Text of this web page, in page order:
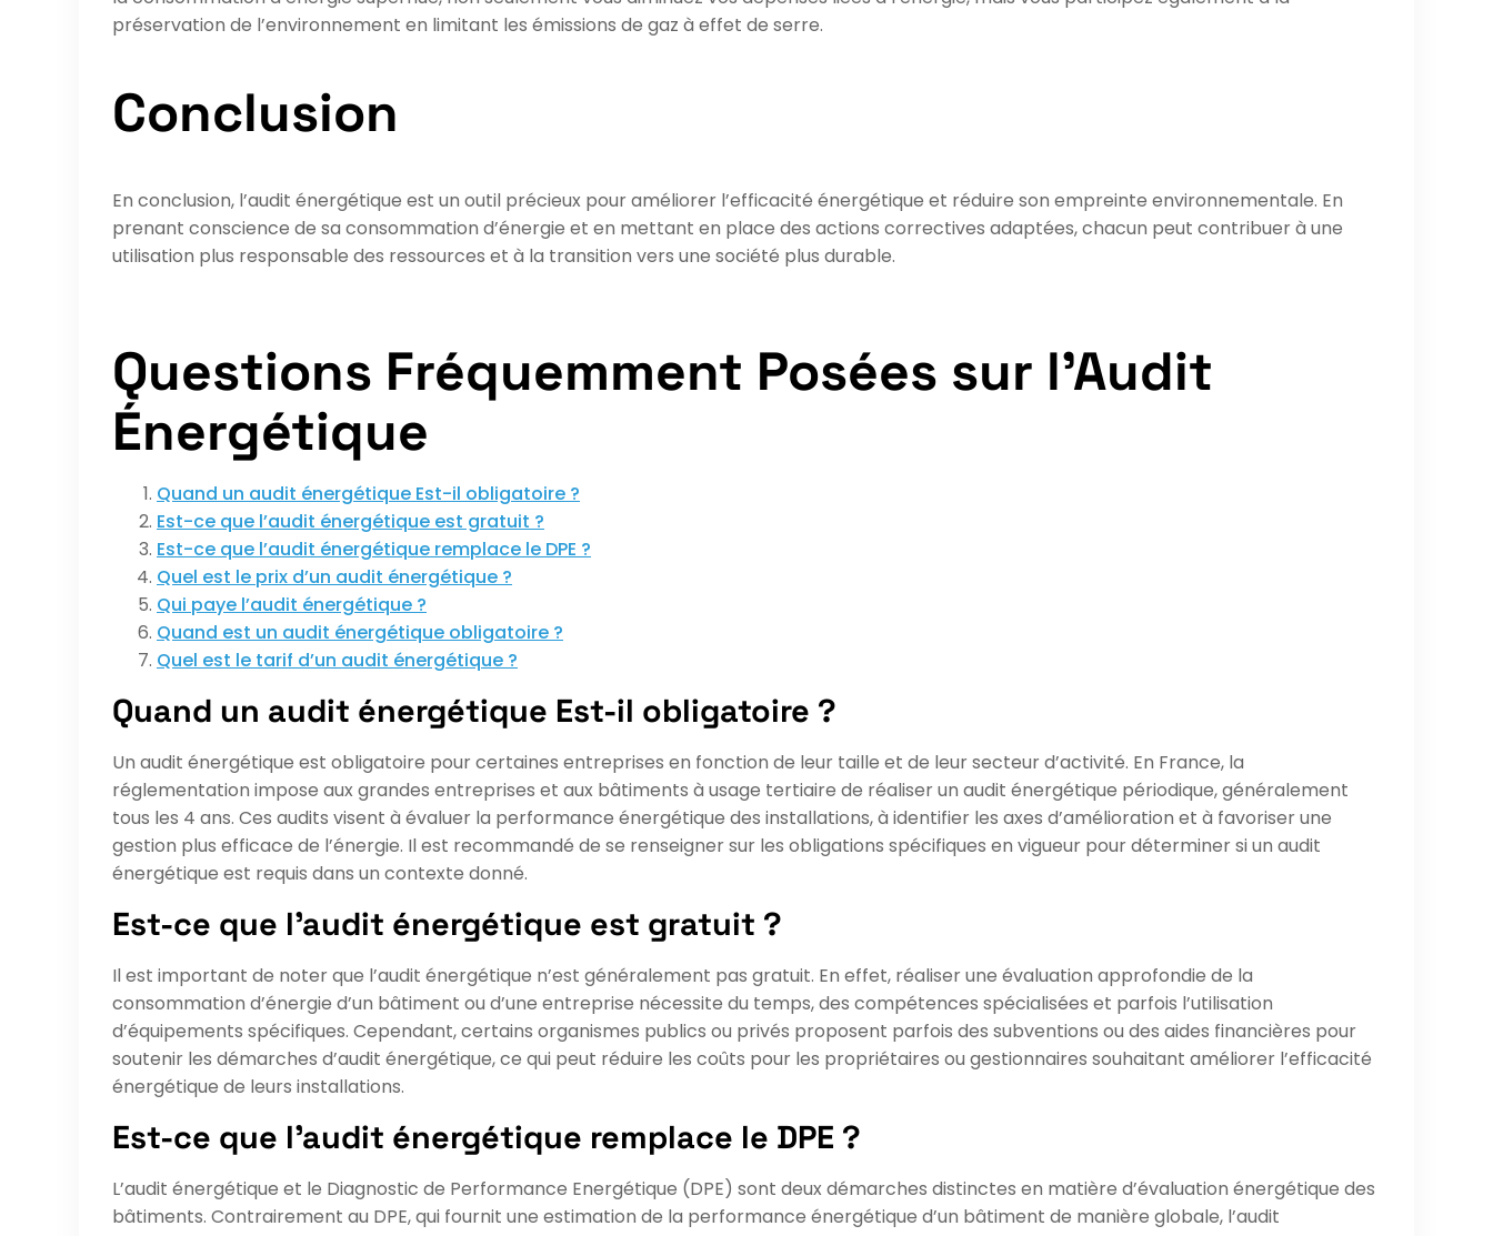
préservation de l’environnement en limitant les émissions de gaz à effet de serre.
Conclusion
En conclusion, l’audit énergétique est un outil précieux pour améliorer l’efficacité énergétique et réduire son empreinte environnementale. En
prenant conscience de sa consommation d’énergie et en mettant en place des actions correctives adaptées, chacun peut contribuer à une
utilisation plus responsable des ressources et à la transition vers une société plus durable.
Questions Fréquemment Posées sur l’Audit
Énergétique
Quand un audit énergétique Est-il obligatoire ?
Est-ce que l’audit énergétique est gratuit ?
Est-ce que l’audit énergétique remplace le DPE ?
Quel est le prix d’un audit énergétique ?
Qui paye l’audit énergétique ?
Quand est un audit énergétique obligatoire ?
Quel est le tarif d’un audit énergétique ?
Quand un audit énergétique Est-il obligatoire ?
Un audit énergétique est obligatoire pour certaines entreprises en fonction de leur taille et de leur secteur d’activité. En France, la
réglementation impose aux grandes entreprises et aux bâtiments à usage tertiaire de réaliser un audit énergétique périodique, généralement
tous les 4 ans. Ces audits visent à évaluer la performance énergétique des installations, à identifier les axes d’amélioration et à favoriser une
gestion plus efficace de l’énergie. Il est recommandé de se renseigner sur les obligations spécifiques en vigueur pour déterminer si un audit
énergétique est requis dans un contexte donné.
Est-ce que l’audit énergétique est gratuit ?
Il est important de noter que l’audit énergétique n’est généralement pas gratuit. En effet, réaliser une évaluation approfondie de la
consommation d’énergie d’un bâtiment ou d’une entreprise nécessite du temps, des compétences spécialisées et parfois l’utilisation
d’équipements spécifiques. Cependant, certains organismes publics ou privés proposent parfois des subventions ou des aides financières pour
soutenir les démarches d’audit énergétique, ce qui peut réduire les coûts pour les propriétaires ou gestionnaires souhaitant améliorer l’efficacité
énergétique de leurs installations.
Est-ce que l’audit énergétique remplace le DPE ?
L’audit énergétique et le Diagnostic de Performance Energétique (DPE) sont deux démarches distinctes en matière d’évaluation énergétique des
bâtiments. Contrairement au DPE, qui fournit une estimation de la performance énergétique d’un bâtiment de manière globale, l’audit